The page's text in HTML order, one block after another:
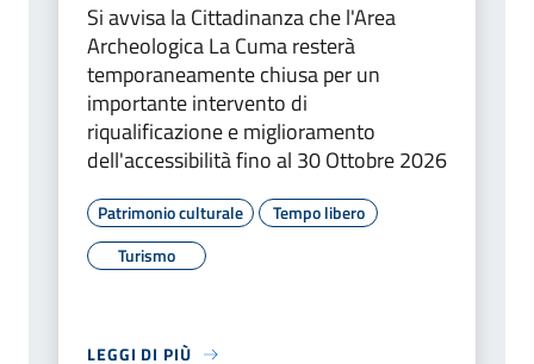
Si avvisa la Cittadinanza che l'Area
Archeologica La Cuma resterà
temporaneamente chiusa per un
importante intervento di
riqualificazione e miglioramento
dell'accessibilità fino al 30 Ottobre 2026
Patrimonio culturale
Tempo libero
Turismo
LEGGI DI PIÙ